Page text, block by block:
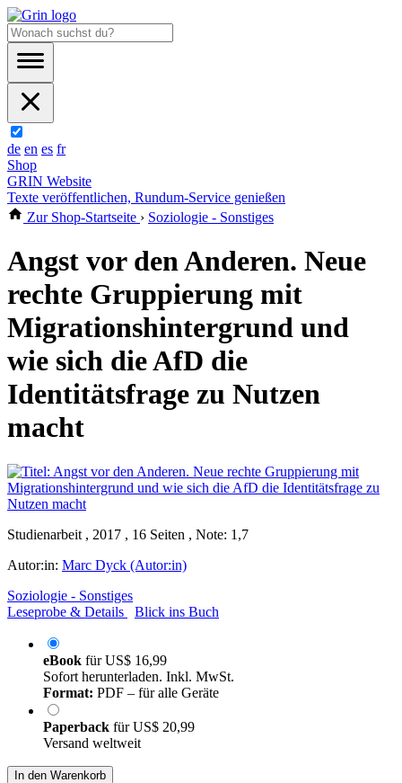
de en es fr
Shop
GRIN Website
Texte veröffentlichen, Rundum-Service genießen
Zur Shop-Startseite › Soziologie - Sonstiges
Angst vor den Anderen. Neue
rechte Gruppierung mit
Migrationshintergrund und
wie sich die AfD die
Identitätsfrage zu Nutzen
macht
Studienarbeit , 2017 , 16 Seiten , Note: 1,7
Autor:in: Marc Dyck (Autor:in)
Soziologie - Sonstiges
Leseprobe & Details
Blick ins Buch
eBook fürUS$ 16,99
Sofort herunterladen. Inkl. MwSt.
Format: PDF – für alle Geräte
Paperback fürUS$ 20,99
Versand weltweit
In den Warenkorb